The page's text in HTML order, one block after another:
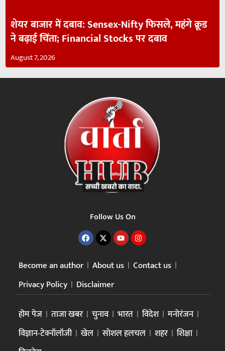
शेयर बाजार में दबाव: Sensex-Nifty फिसले, महंगे क्रूड
ने बढ़ाई चिंता; Financial Stocks पर दबाव
August 7, 2026
Follow Us On
Become an author About us
Contact us
Privacy Policy
Disclaimer
होम पेज ताजा खबर चुनाव भारत विदेश
मनोरंजन
विज्ञान-टेक्नॉलॉजी
खेल सोशल हलचल शहर
शिक्षा